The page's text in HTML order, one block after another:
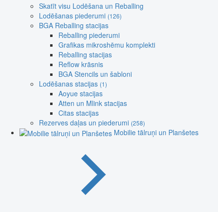
Skatīt visu Lodēšana un Reballing
Lodēšanas piederumi (126)
BGA Reballing stacijas
Reballing piederumi
Grafikas mikroshēmu komplekti
Reballing stacijas
Reflow krāsnis
BGA Stencils un šabloni
Lodēšanas stacijas (1)
Aoyue stacijas
Atten un Mlink stacijas
Citas stacijas
Rezerves daļas un piederumi (258)
Mobilie tālruņi un Planšetes